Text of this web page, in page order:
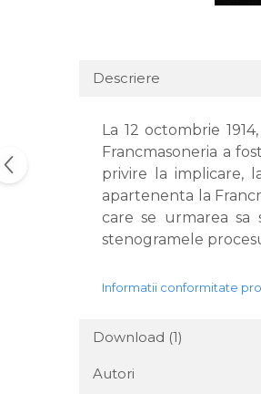
Descriere
La 12 octombrie
Francmasoneria a
privire la implicare,
apartenenta la
care se urmarea sa
stenogramele
Informatii conformitate
Download (1)
Autori